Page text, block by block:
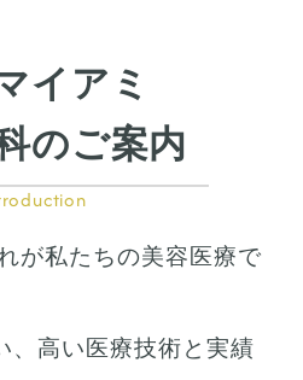
イアミ
のご案内
が私たちの美容医療で
、高い医療技術と実績